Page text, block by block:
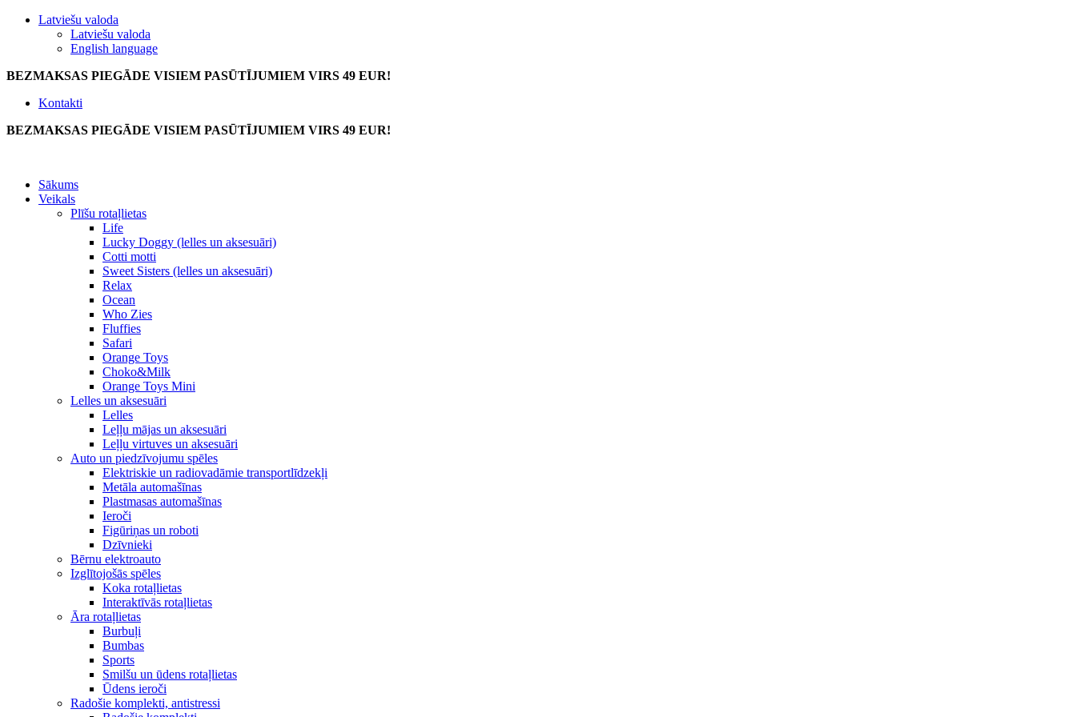
Latviešu valoda
Latviešu valoda
English language
BEZMAKSAS PIEGĀDE VISIEM PASŪTĪJUMIEM VIRS 49 EUR!
Kontakti
BEZMAKSAS PIEGĀDE VISIEM PASŪTĪJUMIEM VIRS 49 EUR!
Sākums
Veikals
Plīšu rotaļlietas
Life
Lucky Doggy (lelles un aksesuāri)
Cotti motti
Sweet Sisters (lelles un aksesuāri)
Relax
Ocean
Who Zies
Fluffies
Safari
Orange Toys
Choko&Milk
Orange Toys Mini
Lelles un aksesuāri
Lelles
Leļļu mājas un aksesuāri
Leļļu virtuves un aksesuāri
Auto un piedzīvojumu spēles
Elektriskie un radiovadāmie transportlīdzekļi
Metāla automašīnas
Plastmasas automašīnas
Ieroči
Figūriņas un roboti
Dzīvnieki
Bērnu elektroauto
Izglītojošās spēles
Koka rotaļlietas
Interaktīvās rotaļlietas
Āra rotaļlietas
Burbuļi
Bumbas
Sports
Smilšu un ūdens rotaļlietas
Ūdens ieroči
Radošie komplekti, antistressi